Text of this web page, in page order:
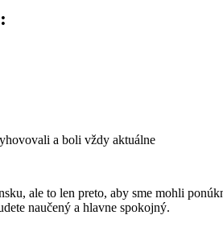
a boli vždy aktuálne
ale to len preto, aby sme mohli
naučený a hlavne spokojný.